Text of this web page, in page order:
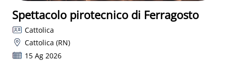
Spettacolo pirotecnico di Ferragosto
Cattolica
Cattolica (RN)
15 Ag 2026